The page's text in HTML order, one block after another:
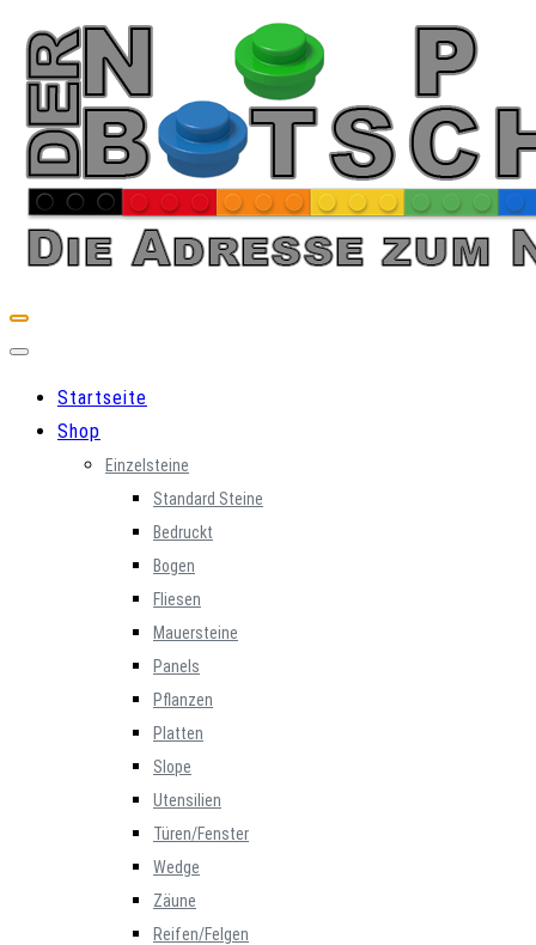
Skip
content
Startseite
Shop
Einzelsteine
Standard Steine
Bedruckt
Bogen
Fliesen
Mauersteine
Panels
Pflanzen
Platten
Slope
Utensilien
Türen/Fenster
Wedge
Zäune
Reifen/Felgen